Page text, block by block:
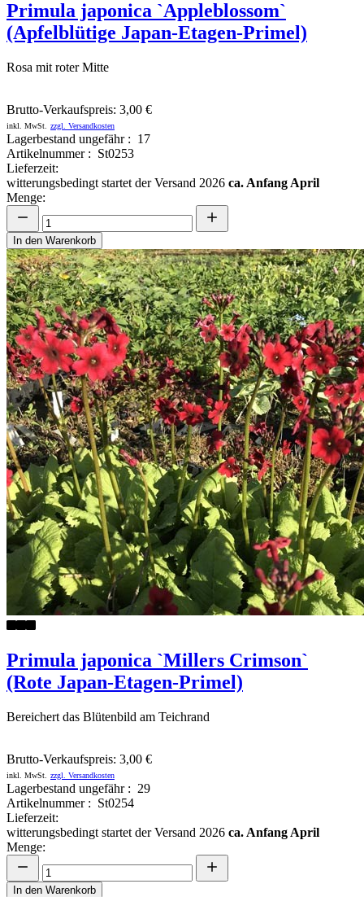
Primula japonica `Appleblossom`
(Apfelblütige Japan-Etagen-Primel)
Rosa mit roter Mitte
Brutto-Verkaufspreis: 3,00 €
inkl. MwSt. zzgl. Versandkosten
Lagerbestand ungefähr : 17
Artikelnummer : St0253
Lieferzeit:
witterungsbedingt startet der Versand 2026 ca. Anfang April
Menge:
In den Warenkorb
Primula japonica `Millers Crimson`
(Rote Japan-Etagen-Primel)
Bereichert das Blütenbild am Teichrand
Brutto-Verkaufspreis: 3,00 €
inkl. MwSt. zzgl. Versandkosten
Lagerbestand ungefähr : 29
Artikelnummer : St0254
Lieferzeit:
witterungsbedingt startet der Versand 2026 ca. Anfang April
Menge:
In den Warenkorb